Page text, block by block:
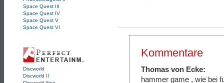
Space Quest III
Space Quest IV
Space Quest V
Space Quest VI
Discworld
Discworld II
Kommentare
Thomas von Ecke:
hammer game , wie bei